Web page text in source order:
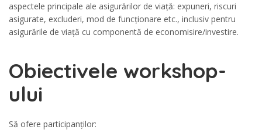
aspectele principale ale asigurărilor de viață: expuneri, riscuri
asigurate, excluderi, mod de funcționare etc., inclusiv pentru
asigurările de viață cu componentă de economisire/investire.
Obiectivele workshop-
ului
Să ofere participanților: